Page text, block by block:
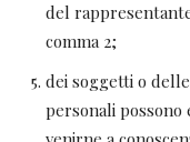
del
comma 2;
dei soggetti o
personali possono